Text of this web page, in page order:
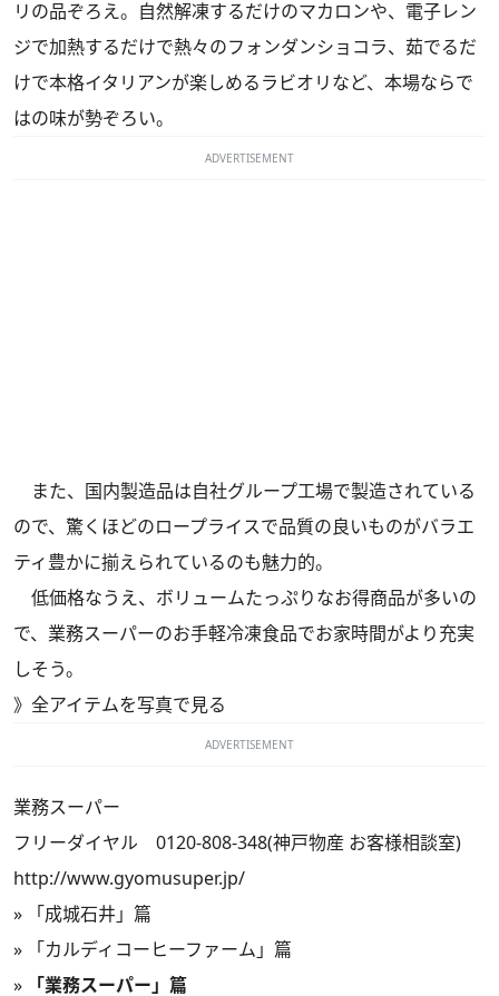
リの品ぞろえ。自然解凍するだけのマカロンや、電子レン
ジで加熱するだけで熱々のフォンダンショコラ、茹でるだ
けで本格イタリアンが楽しめるラビオリなど、本場ならで
はの味が勢ぞろい。
ADVERTISEMENT
また、国内製造品は自社グループ工場で製造されている
ので、驚くほどのロープライスで品質の良いものがバラエ
ティ豊かに揃えられているのも魅力的。
低価格なうえ、ボリュームたっぷりなお得商品が多いの
で、業務スーパーのお手軽冷凍食品でお家時間がより充実
しそう。
》 全アイテムを写真で見る
ADVERTISEMENT
業務スーパー
フリーダイヤル 0120-808-348(神戸物産 お客様相談室)
http://www.gyomusuper.jp/
»
「成城石井」篇
»
「カルディコーヒーファーム」篇
»
「業務スーパー」篇